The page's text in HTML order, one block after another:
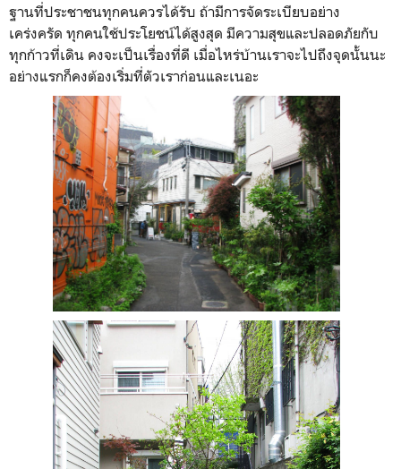
ฐานที่ประชาชนทุกคนควรได้รับ ถ้ามีการจัดระเบียบอย่าง
เคร่งครัด ทุกคนใช้ประโยชน์ได้สูงสุด มีความสุขและปลอดภัยกับ
ทุกก้าวที่เดิน คงจะเป็นเรื่องที่ดี เมื่อไหร่บ้านเราจะไปถึงจุดนั้นนะ
อย่างแรกก็คงต้องเริ่มที่ตัวเราก่อนและเนอะ